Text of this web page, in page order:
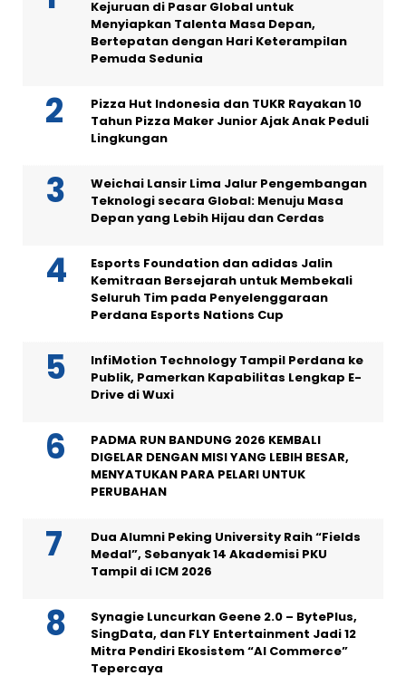
Kejuruan di Pasar Global untuk
Menyiapkan Talenta Masa Depan,
Bertepatan dengan Hari Keterampilan
Pemuda Sedunia
Pizza Hut Indonesia dan TUKR Rayakan 10
Tahun Pizza Maker Junior Ajak Anak Peduli
Lingkungan
Weichai Lansir Lima Jalur Pengembangan
Teknologi secara Global: Menuju Masa
Depan yang Lebih Hijau dan Cerdas
Esports Foundation dan adidas Jalin
Kemitraan Bersejarah untuk Membekali
Seluruh Tim pada Penyelenggaraan
Perdana Esports Nations Cup
InfiMotion Technology Tampil Perdana ke
Publik, Pamerkan Kapabilitas Lengkap E-
Drive di Wuxi
PADMA RUN BANDUNG 2026 KEMBALI
DIGELAR DENGAN MISI YANG LEBIH BESAR,
MENYATUKAN PARA PELARI UNTUK
PERUBAHAN
Dua Alumni Peking University Raih “Fields
Medal”, Sebanyak 14 Akademisi PKU
Tampil di ICM 2026
Synagie Luncurkan Geene 2.0 – BytePlus,
SingData, dan FLY Entertainment Jadi 12
Mitra Pendiri Ekosistem “AI Commerce”
Tepercaya